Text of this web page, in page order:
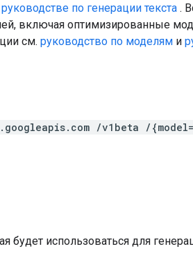
руководстве по генерации текста .
включая оптимизированные
см. руководство по моделям и
/v1beta /
будет использоваться для